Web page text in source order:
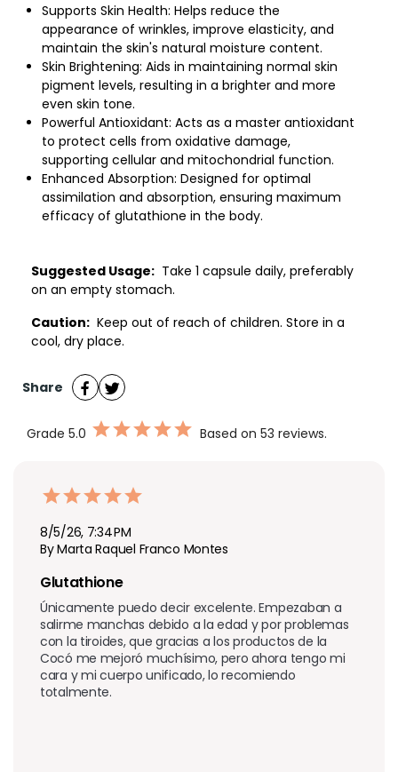
Supports Skin Health: Helps reduce the
appearance of wrinkles, improve elasticity, and
maintain the skin's natural moisture content.
Skin Brightening: Aids in maintaining normal skin
pigment levels, resulting in a brighter and more
even skin tone.
Powerful Antioxidant: Acts as a master antioxidant
to protect cells from oxidative damage,
supporting cellular and mitochondrial function.
Enhanced Absorption: Designed for optimal
assimilation and absorption, ensuring maximum
efficacy of glutathione in the body.
Suggested Usage: Take 1 capsule daily, preferably
on an empty stomach.
Caution: Keep out of reach of children. Store in a
cool, dry place.
Share
Grade 5.0 Based on 53 reviews.
8/5/26, 7:34 PM
By Marta Raquel Franco Montes
Glutathione
Únicamente puedo decir excelente. Empezaban a
salirme manchas debido a la edad y por problemas
con la tiroides, que gracias a los productos de la
Cocó me mejoró muchísimo, pero ahora tengo mi
cara y mi cuerpo unificado, lo recomiendo
totalmente.